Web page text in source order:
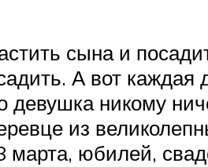
сына и
А вот
никому
из
юбилей,